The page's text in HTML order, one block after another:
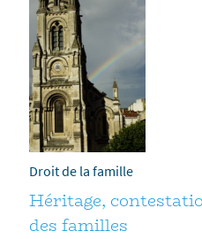
Droit de la famille
Héritage,
des familles